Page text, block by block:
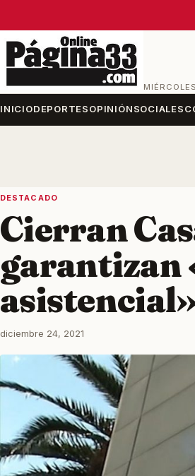
INICIODEPORTESOPINIÓNSOCIALES
DESTACADO
Cierran
garantizan
diciembre 24, 2021